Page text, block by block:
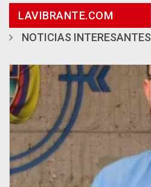
LAVIBRANTE.COM
NOTICIAS INTERESANTES